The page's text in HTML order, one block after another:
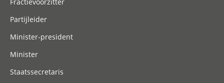
Fractievoorzitter
Partijleider
Minister-president
Minister
Staatssecretaris